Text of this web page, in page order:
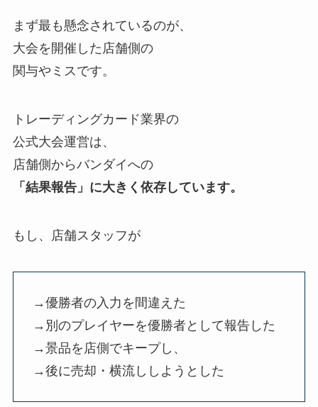
まず最も懸念されているのが、
大会を開催した店舗側の
関与やミスです。
トレーディングカード業界の
公式大会運営は、
店舗側からバンダイへの
「結果報告」に大きく依存しています。
もし、店舗スタッフが
→優勝者の入力を間違えた
→別のプレイヤーを優勝者として報告した
→景品を店側でキープし、
→後に売却・横流ししようとした